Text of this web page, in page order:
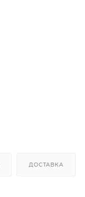
ДОСТАВКА